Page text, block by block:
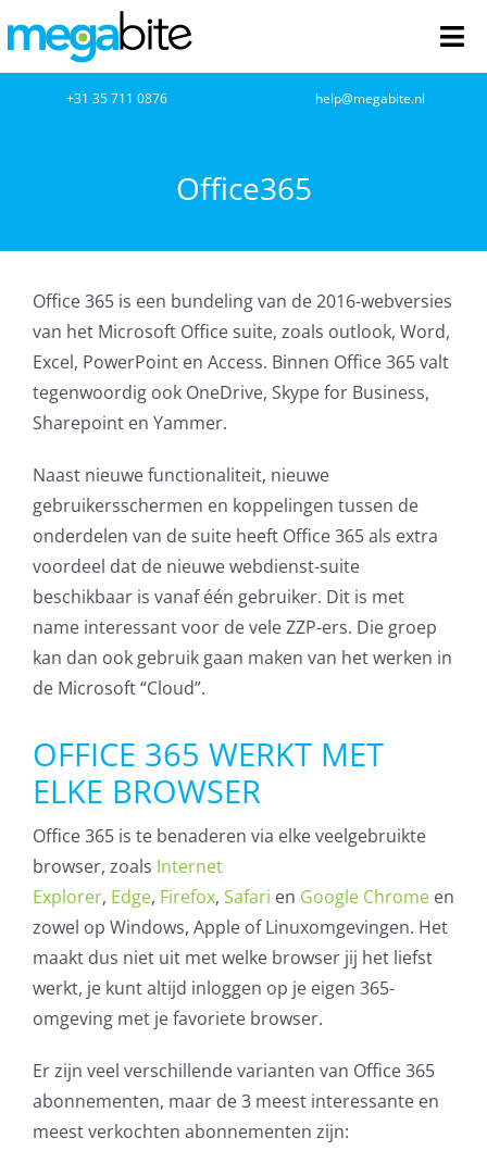
naar
inhoud
Webhosting
Cloud Computing
Microsoft NCE
AVG
Office365
Glasvezelverbindingen
Microsoft software
licenties
Remote Help
WordPress SLA
Contract
Contact
+31 35 711 0876 help@megabite.nl
Office365
Office 365 is een bundeling van de 2016-webversies
van het Microsoft Office suite, zoals outlook, Word,
Excel, PowerPoint en Access. Binnen Office 365 valt
tegenwoordig ook OneDrive, Skype for Business,
Sharepoint en Yammer.
Naast nieuwe functionaliteit, nieuwe
gebruikersschermen en koppelingen tussen de
onderdelen van de suite heeft Office 365 als extra
voordeel dat de nieuwe webdienst-suite
beschikbaar is vanaf één gebruiker. Dit is met
name interessant voor de vele ZZP-ers. Die groep
kan dan ook gebruik gaan maken van het werken in
de Microsoft “Cloud”.
OFFICE 365 WERKT MET
ELKE BROWSER
Office 365 is te benaderen via elke veelgebruikte
browser, zoals Internet
Explorer, Edge, Firefox, Safari en Google Chromeen
zowel op Windows, Apple of Linuxomgevingen. Het
maakt dus niet uit met welke browser jij het liefst
werkt, je kunt altijd inloggen op je eigen 365-
omgeving met je favoriete browser.
Er zijn veel verschillende varianten van Office 365
abonnementen, maar de 3 meest interessante en
meest verkochten abonnementen zijn: